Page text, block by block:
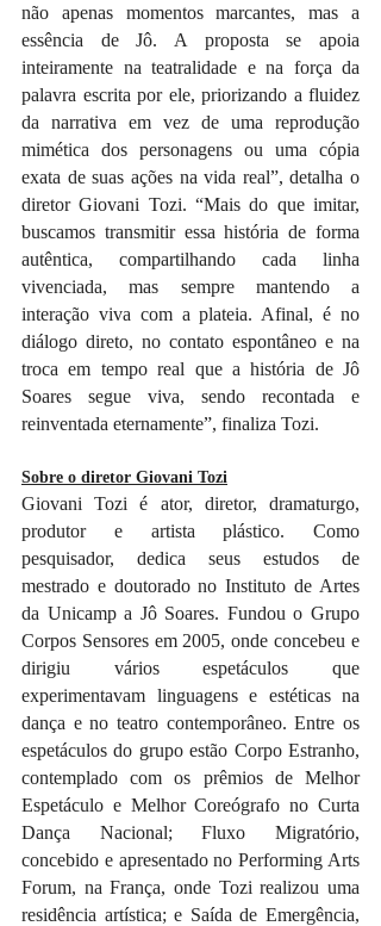
não apenas momentos marcantes, mas a
essência de Jô. A proposta se apoia
inteiramente na teatralidade e na força da
palavra escrita por ele, priorizando a fluidez
da narrativa em vez de uma reprodução
mimética dos personagens ou uma cópia
exata de suas ações na vida real”, detalha o
diretor Giovani Tozi. “Mais do que imitar,
buscamos transmitir essa história de forma
autêntica, compartilhando cada linha
vivenciada, mas sempre mantendo a
interação viva com a plateia. Afinal, é no
diálogo direto, no contato espontâneo e na
troca em tempo real que a história de Jô
Soares segue viva, sendo recontada e
reinventada eternamente”, finaliza Tozi.
Sobre o diretor Giovani Tozi
Giovani Tozi é ator, diretor, dramaturgo,
produtor e artista plástico. Como
pesquisador, dedica seus estudos de
mestrado e doutorado no Instituto de Artes
da Unicamp a Jô Soares. Fundou o Grupo
Corpos Sensores em 2005, onde concebeu e
dirigiu vários espetáculos que
experimentavam linguagens e estéticas na
dança e no teatro contemporâneo. Entre os
espetáculos do grupo estão Corpo Estranho,
contemplado com os prêmios de Melhor
Espetáculo e Melhor Coreógrafo no Curta
Dança Nacional; Fluxo Migratório,
concebido e apresentado no Performing Arts
Forum, na França, onde Tozi realizou uma
residência artística; e Saída de Emergência,